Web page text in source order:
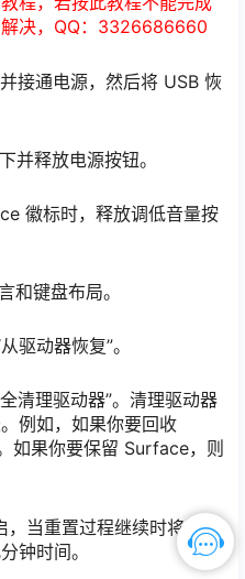
决，QQ：3326686660
接通电源，然后将 USB 恢
并释放电源按钮。
徽标时，释放调低音量按
和键盘布局。
驱动器恢复”。
清理驱动器”。清理驱动器
例如，如果你要回收
如果你要保留 Surface，则
，当重置过程继续时将显示
钟时间。